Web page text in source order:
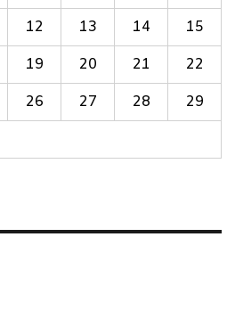
12 13 14
15
19 20 21
22
26 27 28
29